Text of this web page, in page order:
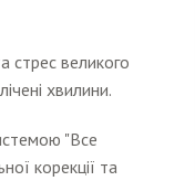
стрес великого
хвилини.
"Все
корекції та